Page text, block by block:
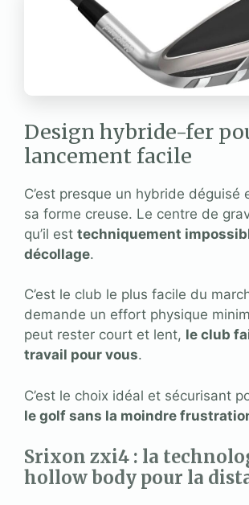
Design hybride-fer
lancement facile
C’est presque un hybride déguisé
sa forme creuse. Le centre de
qu’il est techniquement
décollage.
C’est le club le plus facile du
demande un effort physique
peut rester court et lent, le club
travail pour vous.
C’est le choix idéal et sécurisant
le golf sans la moindre
Srixon zxi4 : la
hollow body pour la